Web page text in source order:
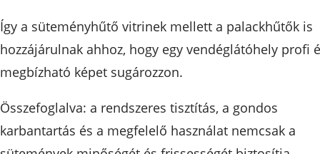
Így a süteményhűtő vitrinek mellett a palackhűtők is
hozzájárulnak ahhoz, hogy egy vendéglátóhely profi
megbízható képet sugározzon.
Összefoglalva: a rendszeres tisztítás, a gondos
karbantartás és a megfelelő használat nemcsak a